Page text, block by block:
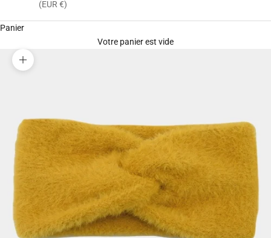
(EUR €)
Panier
Votre panier est vide
Zoomer sur l'image